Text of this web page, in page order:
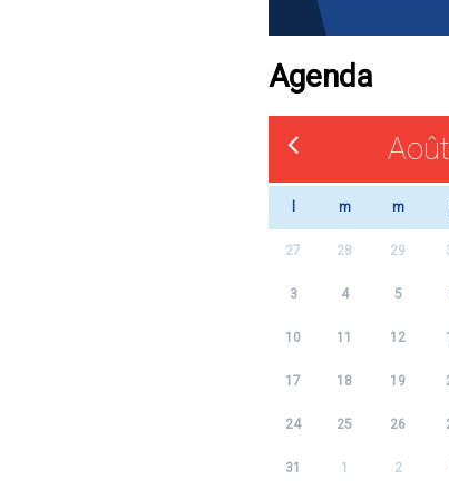
Agenda
m m
27 28 29
3 4 5
10 11 12
17 18 19
24 25 26
31 1 2